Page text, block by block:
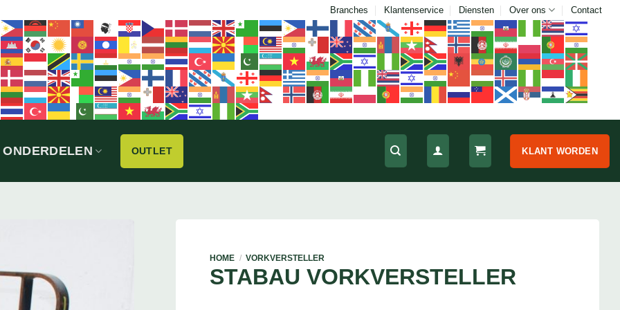
Branches Klantenservice Diensten Over ons Contact
ONDERDELEN OUTLET KLANT WORDEN
HOME / VORKVERSTELLER
STABAU VORKVERSTELLER